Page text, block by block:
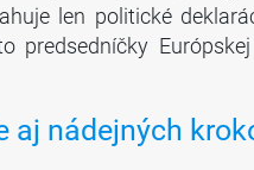
len politické
predsedníčky
nádejných